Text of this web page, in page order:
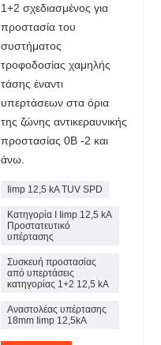
1+2 σχεδιασμένος για
προστασία του
συστήματος
τροφοδοσίας χαμηλής
τάσης έναντι
υπερτάσεων στα όρια
της ζώνης αντικεραυνικής
προστασίας 0B -2 και
άνω.
Iimp 12,5 kA TUV SPD
Κατηγορία I Iimp 12,5 kA
Προστατευτικό
υπέρτασης
Συσκευή προστασίας
από υπερτάσεις
κατηγορίας 1+2 12,5 kA
Αναστολέας υπέρτασης
18mm Iimp 12,5kA